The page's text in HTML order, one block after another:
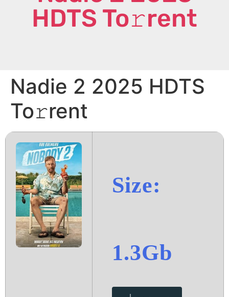
HDTS To𝚛rent
Nadie 2 2025 HDTS
To𝚛rent
Size:
1.3Gb